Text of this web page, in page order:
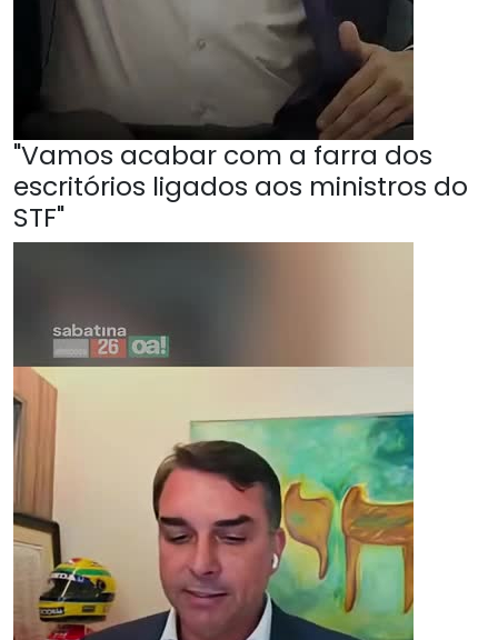
"Vamos acabar com a farra dos
escritórios ligados aos ministros do
STF"